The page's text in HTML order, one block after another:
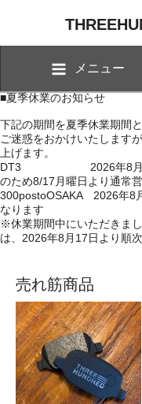
メニュー
■夏季休業のお知らせ
下記の期間を夏季休業期間
ご迷惑をおかけいたします
上げます。
DT3 2026年8月13日
のため8/17月曜日より通常
300postoOSAKA 2026年8
なります
※休業期間中にいただきま
は、2026年8月17日より順
売れ筋商品